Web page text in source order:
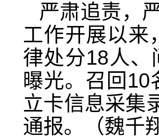
严肃追责，
工作开展以来
律处分18人
曝光。召回
立卡信息采集
通报。（魏千